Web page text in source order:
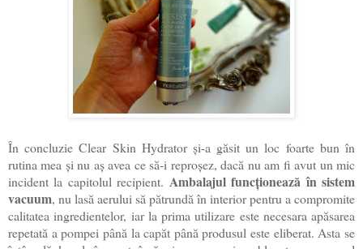
În concluzie Clear Skin Hydrator și-a găsit un loc foarte bun în
rutina mea și nu aș avea ce să-i reproșez, dacă nu am fi avut un mic
incident la capitolul recipient. Ambalajul funcționează în sistem
vacuum, nu lasă aerului să pătrundă în interior pentru a compromite
calitatea ingredientelor, iar la prima utilizare este necesara apăsarea
repetată a pompei până la capăt până produsul este eliberat. Asta se